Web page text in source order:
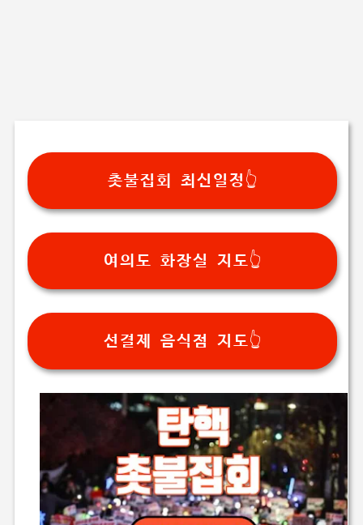
촛불집회 최신일정👆
여의도 화장실 지도👆
선결제 음식점 지도👆